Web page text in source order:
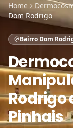
Home
Dom Rodrigo
Bairro Dom
Rodrigo
Pinhais